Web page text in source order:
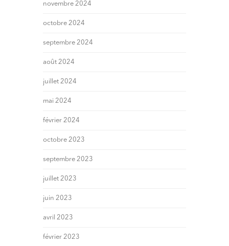
novembre 2024
octobre 2024
septembre 2024
août 2024
juillet 2024
mai 2024
février 2024
octobre 2023
septembre 2023
juillet 2023
juin 2023
avril 2023
février 2023